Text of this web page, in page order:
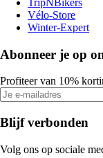
TripNBikers
Vélo-Store
Winter-Expert
Abonneer je op
Profiteer van 10%
Blijf verbonden
Volg ons op sociale